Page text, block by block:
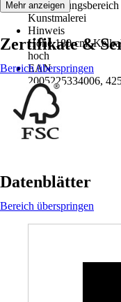
Anwendungsbereich
Kunstmalerei
Hinweis
Höhe 180 cm,
hoch
EAN
2005225334006,
Mehr anzeigen
Zertifikate &
Bereich überspringen
Datenblätter
Bereich überspringen